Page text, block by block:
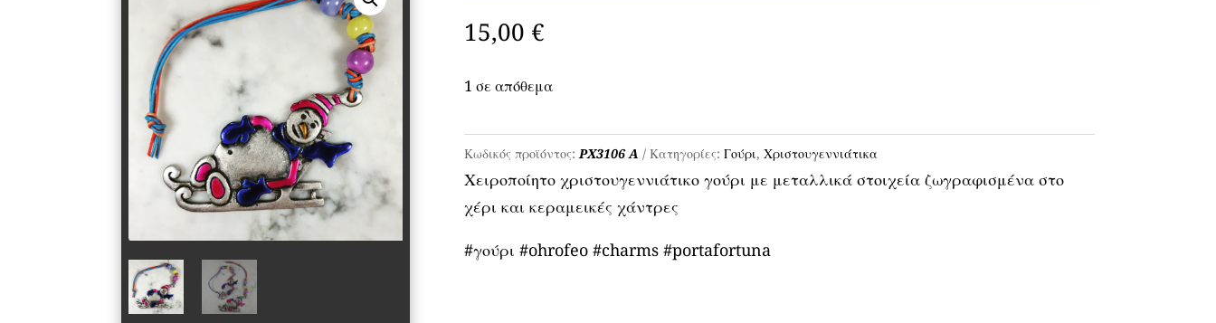
15,00 €
1 σε απόθεμα
“γούρι”
–
Κωδ.PX3106
ποσότητα
Κωδικός προϊόντος:PX3106 A Κατηγορίες: Γούρι, Χριστουγεννιάτικα
Χειροποίητο χριστουγεννιάτικο γούρι με μεταλλικά στοιχεία ζωγραφισμένα στο
χέρι και κεραμεικές χάντρες
#γούρι #ohrofeo #charms #portafortuna